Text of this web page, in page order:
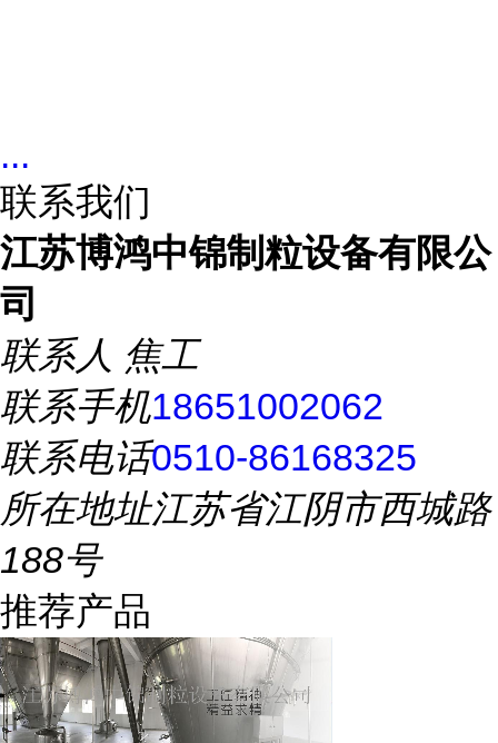
...
联系我们
江苏博鸿中锦制粒设备有限公
司
联系人 焦工
联系手机18651002062
联系电话0510-86168325
所在地址江苏省江阴市西城路
188号
推荐产品